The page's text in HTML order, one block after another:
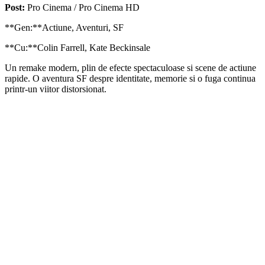
Post: Pro Cinema / Pro Cinema HD
**Gen:**Actiune, Aventuri, SF
**Cu:**Colin Farrell, Kate Beckinsale
Un remake modern, plin de efecte spectaculoase si scene de actiune
rapide. O aventura SF despre identitate, memorie si o fuga continua
printr-un viitor distorsionat.